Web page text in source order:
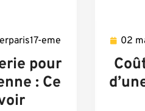
eme plombierparis17-
pour
: Ce
02